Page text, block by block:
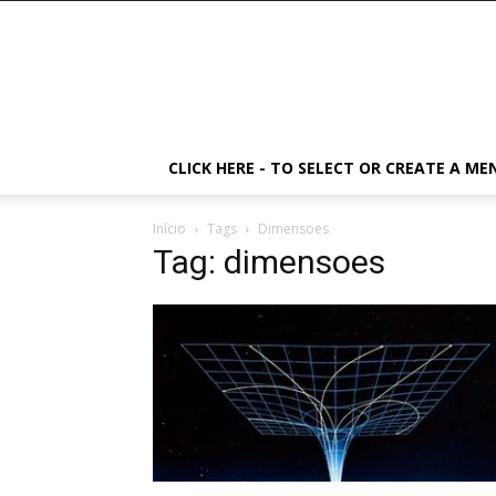
CLICK HERE - TO SELECT OR CREATE A
Início Tags Dimensoes
Tag: dimensoes